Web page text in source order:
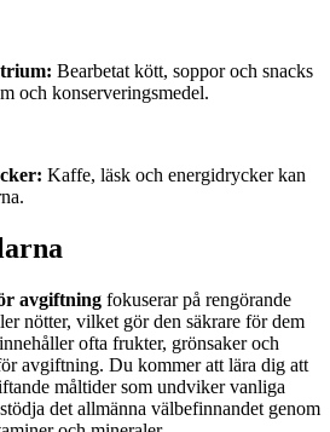
Bearbetat kött, soppor och snacks
och konserveringsmedel.
Kaffe, läsk och energidrycker kan
avgiftning fokuserar på rengörande
nötter, vilket gör den säkrare för dem
ofta frukter, grönsaker och
avgiftning. Du kommer att lära dig att
måltider som undviker vanliga
det allmänna välbefinnandet genom